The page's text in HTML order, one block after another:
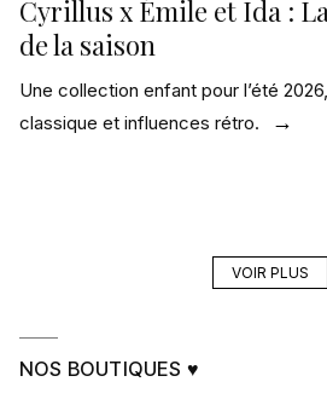
Cyrillus x Émile et Ida :
de la saison
Une collection enfant pour l’été
classique et influences rétro.
VOIR PLUS
NOS BOUTIQUES ♥